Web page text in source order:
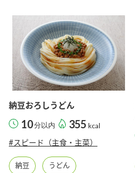
スープ
クイック調味料
炊き込みご飯の素
味ぽん
ぽん酢
かおりの蔵
つゆ
鍋なび
納豆のサイト
PIN印
三ツ判山吹
企業理念
ミツカンの歴史
ミツカンを知る
環境への取り組み
ZENB initiative
採用情報
ニュースリリース
お客様相談センター
お客様の声をいかしました
納豆おろしうどん
10分以内 355 kcal
#スピード（主食・主菜）
納豆 うどん